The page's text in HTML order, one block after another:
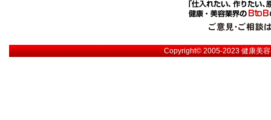
Copyright© 2005-2023健康美